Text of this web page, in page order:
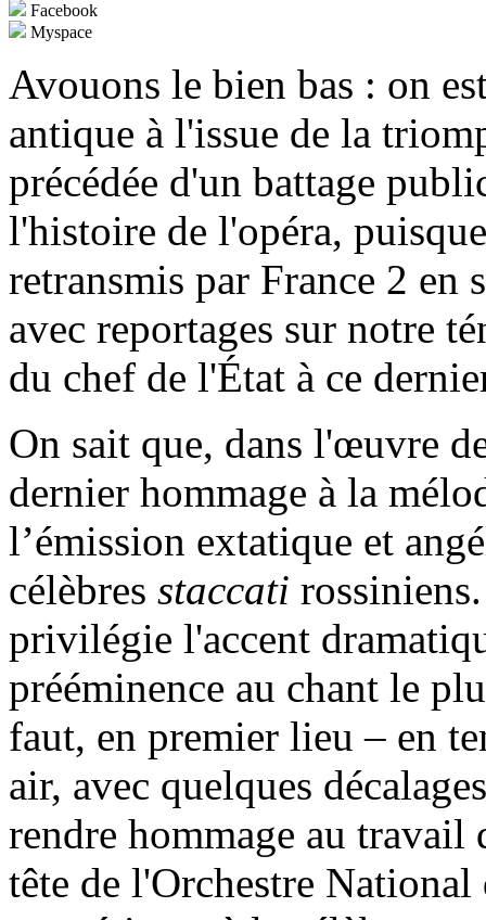
Facebook
Myspace
Avouons le bien bas : on
antique à l'issue de la
précédée d'un battage
l'histoire de l'opéra,
retransmis par France 2 en
avec reportages sur notre
du chef de l'État à ce
On sait que, dans l'œuvre
dernier hommage à la
l’émission extatique et
célèbres staccati
privilégie l'accent
prééminence au chant le
faut, en premier lieu – en
air, avec quelques
rendre hommage au travail
tête de l'Orchestre National